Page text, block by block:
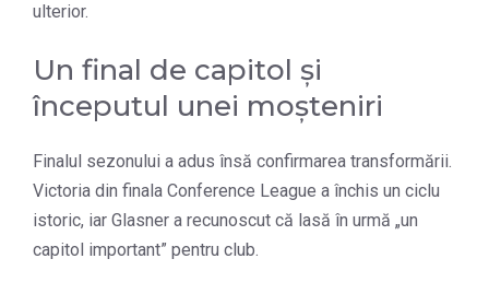
ulterior.
Un final de capitol și
începutul unei moșteniri
Finalul sezonului a adus însă confirmarea transformării.
Victoria din finala Conference League a închis un ciclu
istoric, iar Glasner a recunoscut că lasă în urmă „un
capitol important” pentru club.